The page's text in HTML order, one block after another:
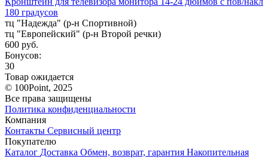
180 градусов
тц "Надежда" (р-н Спортивной)
тц "Европейский" (р-н Второй речки)
600 руб.
Бонусов:
30
Товар ожидается
© 100Point, 2025
Все права защищены
Политика конфиденциальности
Компания
Контакты Сервисный центр
Покупателю
Каталог Доставка Обмен, возврат, гарантия Накопительная